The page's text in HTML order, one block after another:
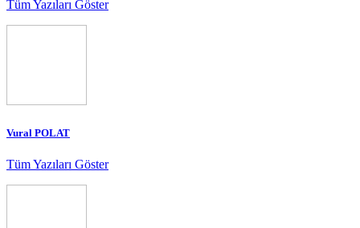
Tüm Yazıları Göster
Vural POLAT
Tüm Yazıları Göster